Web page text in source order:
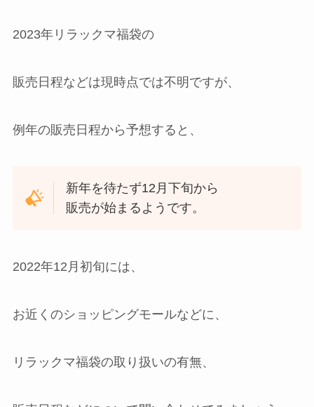
2023年リラックマ福袋の
販売日程などは現時点では不明ですが、
例年の販売日程から予想すると、
新年を待たず12月下旬から
販売が始まるようです。
2022年12月初旬には、
お近くのショッピングモールなどに、
リラックマ福袋の取り扱いの有無、